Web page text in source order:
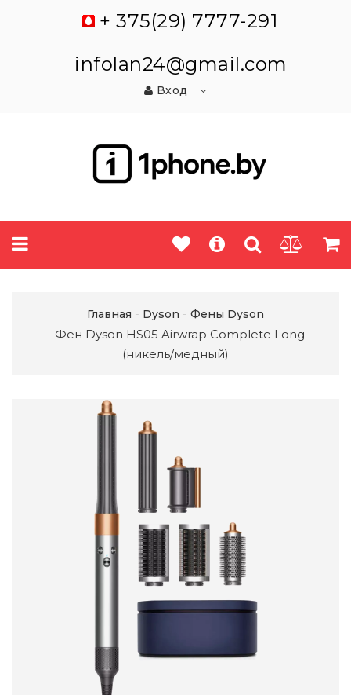
+ 375(29) 7777-291
infolan24@gmail.com
Вход
Главная Dyson Фены Dyson
Фен Dyson HS05 Airwrap Complete Long
(никель/медный)